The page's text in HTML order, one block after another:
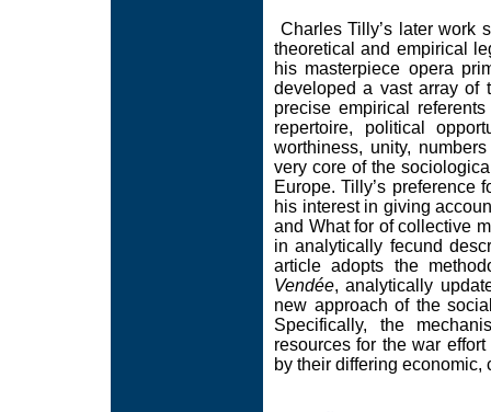
Charles Tilly’s later work
theoretical and empirical
his masterpiece opera
developed a vast array of
precise empirical
repertoire, political
worthiness, unity,
very core of the
Europe. Tilly’s preference
his interest in giving
and What for of collective
in analytically fecund
article adopts the
Vendée, analytically
new approach of the
Specifically, the
resources for the war
by their differing